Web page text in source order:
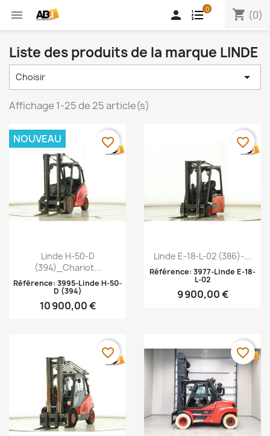
 shopping_cart (0)
0

Liste des produits de la marque LINDE
Choisir 
Affichage 1-25 de 25 article(s)
Aperçu rapide
Linde H-50-D
(394)_Chariot...
Référence: 3995-Linde H-50-
D (394)
10 900,00 €
NOUVEAU favorite_border
 Aperçu rapide
Linde E-18-L-02 (386)-...
Référence: 3977-Linde E-18-
L-02
9 900,00 €
favorite_border
favorite_border favorite_border